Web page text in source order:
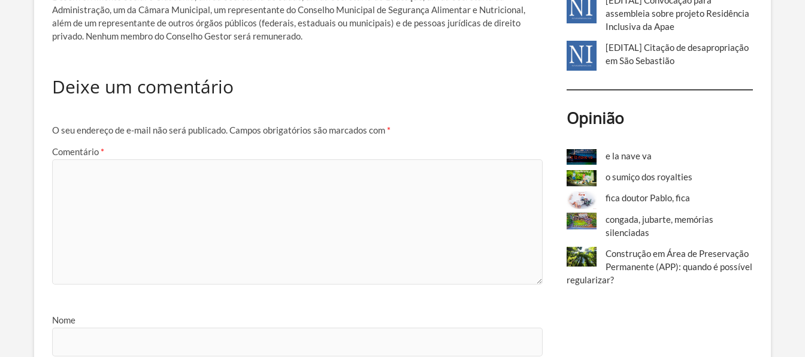
Administração, um da Câmara Municipal, um representante do Conselho Municipal de Segurança Alimentar e Nutricional,
além de um representante de outros órgãos públicos (federais, estaduais ou municipais) e de pessoas jurídicas de direito
privado. Nenhum membro do Conselho Gestor será remunerado.
Deixe um comentário
O seu endereço de e-mail não será publicado.Campos obrigatórios são marcados com *
Comentário *
Nome
assembleia sobre projeto Residência
Inclusiva da Apae
[EDITAL] Citação de desapropriação
em São Sebastião
Opinião
e la nave va
o sumiço dos royalties
fica doutor Pablo, fica
congada, jubarte, memórias
silenciadas
Construção em Área de Preservação
Permanente (APP): quando é possível
regularizar?